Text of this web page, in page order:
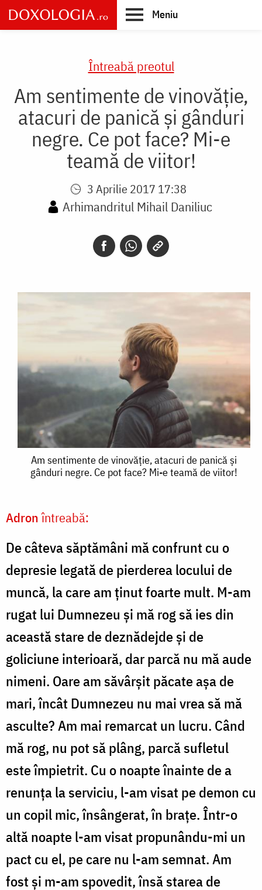
Skip
to
main
Meniu
Întreabă preotul
Am sentimente de vinovăție,
atacuri de panică și gânduri
negre. Ce pot face? Mi-e
teamă de viitor!
3 Aprilie 2017 17:38
Arhimandritul Mihail Daniliuc
Am
sentimente
vinovăție,
atacuri
panică
și
gânduri
negre.
Ce
pot
face?
Mi-
e
teamă
viitor!
Am sentimente de vinovăție, atacuri de panică și
gânduri negre. Ce pot face? Mi-e teamă de viitor!
Adronîntreabă:
De câteva săptămâni mă confrunt cu o
depresie legată de pierderea locului de
muncă, la care am ținut foarte mult. M-am
rugat lui Dumnezeu și mă rog să ies din
această stare de deznădejde și de
goliciune interioară, dar parcă nu mă aude
nimeni. Oare am săvârșit păcate așa de
mari, încât Dumnezeu nu mai vrea să mă
asculte? Am mai remarcat un lucru. Când
mă rog, nu pot să plâng, parcă sufletul
este împietrit. Cu o noapte înainte de a
renunța la serviciu, l-am visat pe demon cu
un copil mic, însângerat, în brațe. Într-o
altă noapte l-am visat propunându-mi un
pact cu el, pe care nu l-am semnat. Am
fost și m-am spovedit, însă starea de